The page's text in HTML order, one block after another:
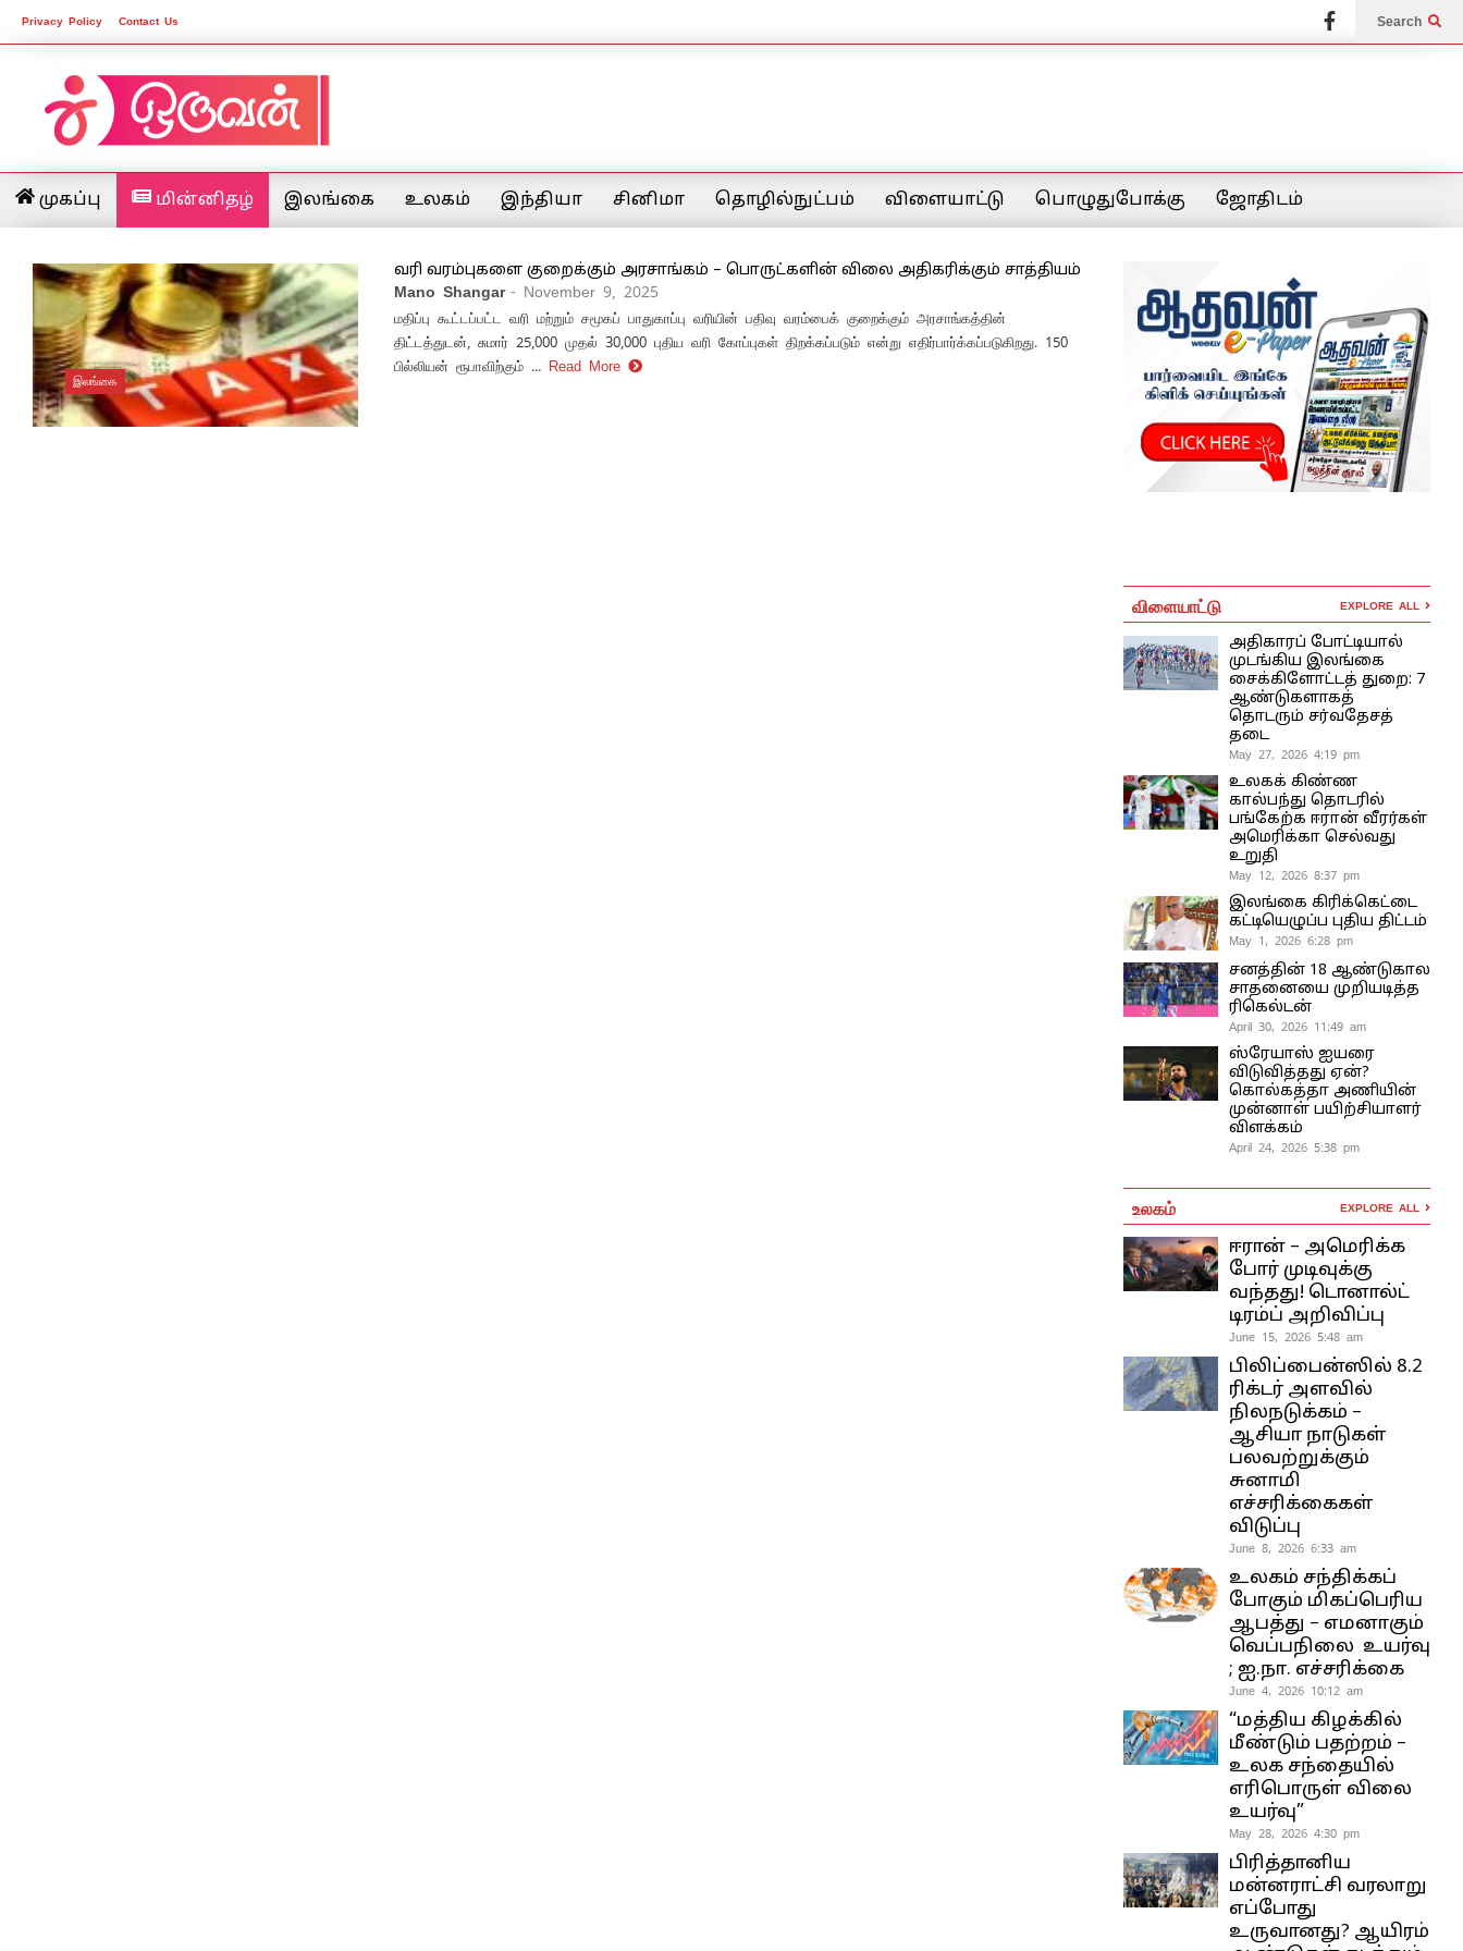
Privacy Policy Contact Us Search
முகப்பு மின்னிதழ் இலங்கை உலகம் இந்தியா சினிமா தொழில்நுட்பம் விளையாட்டு பொழுதுபோக்கு ஜோதிடம்
இலங்கை
வரி வரம்புகளை குறைக்கும் அரசாங்கம் – பொருட்களின் விலை அதிகரிக்கும் சாத்தியம்
Mano Shangar - November 9, 2025
மதிப்பு கூட்டப்பட்ட வரி மற்றும் சமூகப் பாதுகாப்பு வரியின் பதிவு வரம்பைக் குறைக்கும் அரசாங்கத்தின்
திட்டத்துடன், சுமார் 25,000 முதல் 30,000 புதிய வரி கோப்புகள் திறக்கப்படும் என்று எதிர்பார்க்கப்படுகிறது. 150
பில்லியன் ரூபாவிற்கும் ... Read More
விளையாட்டு EXPLORE ALL
அதிகாரப் போட்டியால்
முடங்கிய இலங்கை
சைக்கிளோட்டத் துறை: 7
ஆண்டுகளாகத்
தொடரும் சர்வதேசத்
தடை
May 27, 2026 4:19 pm
உலகக் கிண்ண
கால்பந்து தொடரில்
பங்கேற்க ஈரான் வீரர்கள்
அமெரிக்கா செல்வது
உறுதி
May 12, 2026 8:37 pm
இலங்கை கிரிக்கெட்டை
கட்டியெழுப்ப புதிய திட்டம்
May 1, 2026 6:28 pm
சனத்தின் 18 ஆண்டுகால
சாதனையை முறியடித்த
ரிகெல்டன்
April 30, 2026 11:49 am
ஸ்ரேயாஸ் ஐயரை
விடுவித்தது ஏன்?
கொல்கத்தா அணியின்
முன்னாள் பயிற்சியாளர்
விளக்கம்
April 24, 2026 5:38 pm
உலகம் EXPLORE ALL
ஈரான் – அமெரிக்க
போர் முடிவுக்கு
வந்தது! டொனால்ட்
டிரம்ப் அறிவிப்பு
June 15, 2026 5:48 am
பிலிப்பைன்ஸில் 8.2
ரிக்டர் அளவில்
நிலநடுக்கம் –
ஆசியா நாடுகள்
பலவற்றுக்கும்
சுனாமி
எச்சரிக்கைகள்
விடுப்பு
June 8, 2026 6:33 am
உலகம் சந்திக்கப்
போகும் மிகப்பெரிய
ஆபத்து – எமனாகும்
வெப்பநிலை உயர்வு
; ஐ.நா. எச்சரிக்கை
June 4, 2026 10:12 am
“மத்திய கிழக்கில்
மீண்டும் பதற்றம் –
உலக சந்தையில்
எரிபொருள் விலை
உயர்வு”
May 28, 2026 4:30 pm
பிரித்தானிய
மன்னராட்சி வரலாறு
எப்போது
உருவானது? ஆயிரம்